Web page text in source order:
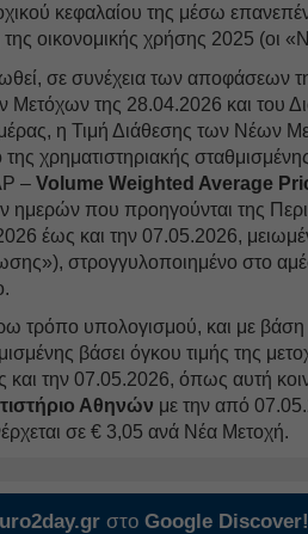
κεφαλαίου της μέσω
οικονομικής χρήσης 2025 (οι
σε συνέχεια των αποφάσεων
Μετόχων της 28.04.2026 και του
η Τιμή Διάθεσης των Νέων
χρηματιστηριακής
–Volume Weighted Average
ημερών που προηγούνται της
έως και την 07.05.2026,
στρογγυλοποιημένο στο
τρόπο υπολογισμού, και με βάση
βάσει όγκου τιμής της
την 07.05.2026, όπως αυτή
Αθηνών με την από
σε € 3,05 ανά Νέα Μετοχή.
στοGoogle Discover!